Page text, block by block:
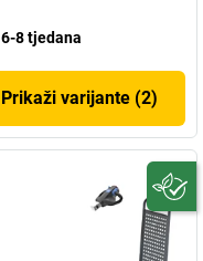
6-8 tjedana
Prikaži varijante (2)